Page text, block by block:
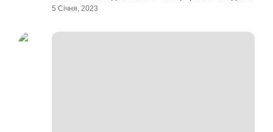
5 Січня, 2023